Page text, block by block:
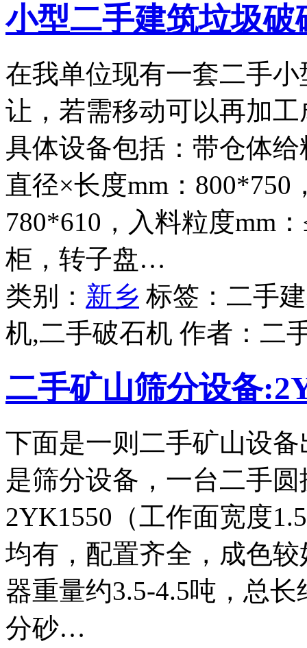
小型二手建筑垃圾破
在我单位现有一套二手
让，若需移动可以再加
具体设备包括：带仓体
直径×长度mm：
780*610，入料粒度mm
柜，转子盘…
类别： 新乡 标签：二手
机,二手破石机 作者： 二
二手矿山筛分设备
下面是一则二手矿山设
是筛分设备，一台二手
2YK1550（工作面宽度
均有，配置齐全，成色
器重量约3.5-4.5吨，总
分砂…